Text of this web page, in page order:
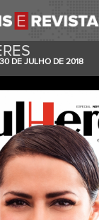
30 DE JULHO DE 2018
E OUTRAS CAPAS